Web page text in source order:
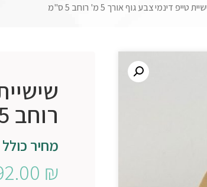
טייפ דינמי צבע גוף אורך 5 מ' רוחב 5 ס"מ
רוחב 5 ס"מ
מחיר
₪